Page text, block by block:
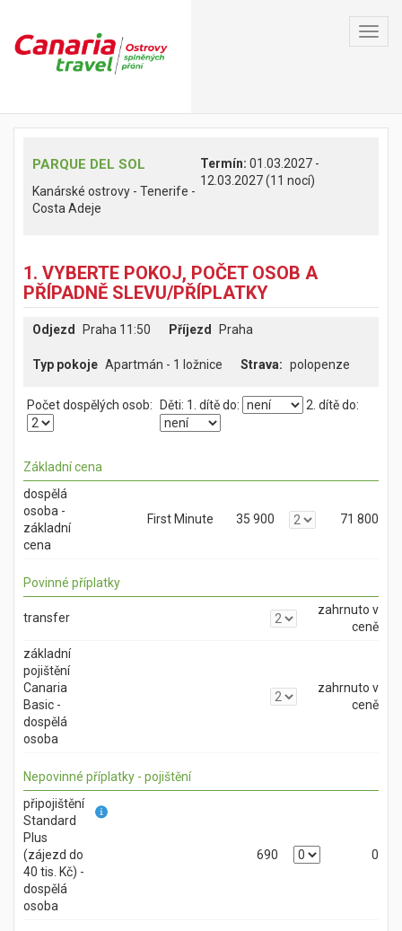
PARQUE DEL SOL
Kanárské ostrovy - Tenerife -
Costa Adeje
Termín: 01.03.2027 -
12.03.2027 (11 nocí)
1. VYBERTE POKOJ, POČET OSOB A
PŘÍPADNĚ SLEVU/PŘÍPLATKY
Odjezd Praha 11:50 Příjezd Praha
Typ pokoje Apartmán - 1 ložnice polopenze
Počet dospělých osob: Děti: 1. dítě do: 2. dítě do:
Základní cena
dospělá
osoba -
základní
cena
First Minute 35 900 71 800
Povinné příplatky
transfer
zahrnuto v
ceně
základní
pojištění
Canaria
Basic -
dospělá
osoba
zahrnuto v
ceně
Nepovinné příplatky - pojištění
připojištění
Standard
Plus
(zájezd do
40 tis. Kč) -
dospělá
osoba
690 0